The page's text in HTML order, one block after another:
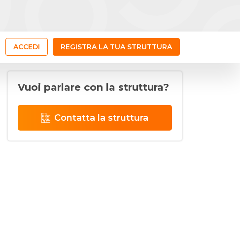
ACCEDI REGISTRA LA TUA STRUTTURA
Vuoi parlare con la struttura?
Contatta la struttura